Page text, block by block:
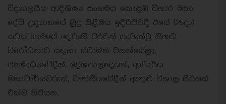
විද්‍යාලයීය ආදිශිෂ්‍ය සංගමය කොළඹ විහාර මහා
දේවි උද්‍යානයේ බුදු පිළිමය ඉදිරිපිටදී ඊයේ (25දා)
සවස් යාමයේ දෙවැනි වරටත් පැවැත්වූ නිහඬ
විරෝධතාව සඳහා ස්වාමීන් වහන්සේලා,
ජනමාධ්‍යවේදීන්, දේශපාලඥයන්, ආචාර්ය
මහාචාර්යවරුන්, වෘත්තීයවේදීන් ඇතුළු විශාල පිරිසක්
එක්ව සිටියහ.